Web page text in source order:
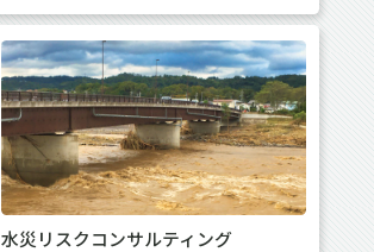
水災リスクコンサルティング